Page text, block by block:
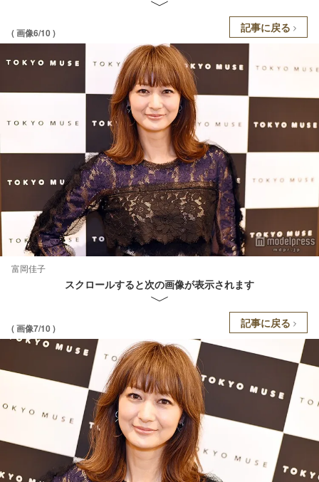
( 画像6/10 ) 記事に戻る
富岡佳子
スクロールすると次の画像が表示されます
( 画像7/10 ) 記事に戻る